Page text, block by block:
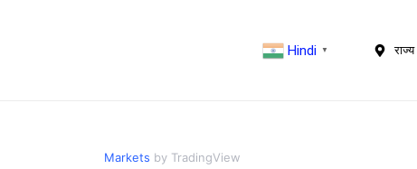
Hindi ▼
Markets by TradingView